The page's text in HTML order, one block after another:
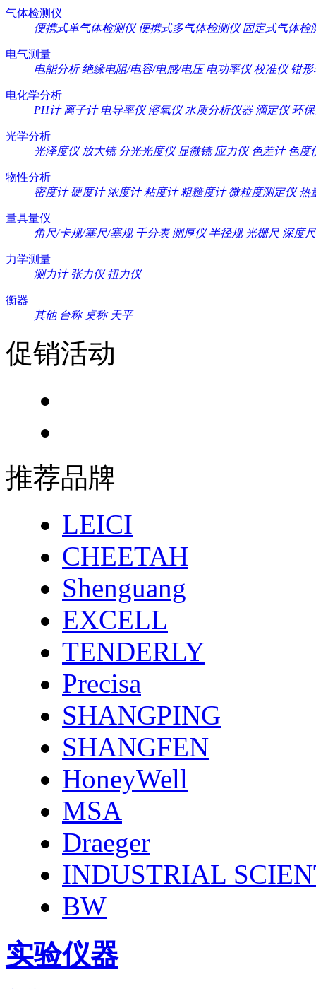
气体检测仪
便携式单气体检测仪 便携式多气体检测仪 固定式气体检
电气测量
电能分析 绝缘电阻/电容/电感/电压 电功率仪 校准仪 钳形
电化学分析
PH计 离子计 电导率仪 溶氧仪 水质分析仪器 滴定仪 环
光学分析
光泽度仪 放大镜 分光光度仪 显微镜 应力仪 色差计 色度
物性分析
密度计 硬度计 浓度计 粘度计 粗糙度计 微粒度测定仪 热
量具量仪
角尺/卡规/塞尺/塞规 千分表 测厚仪 半径规 光栅尺 深度尺
力学测量
测力计 张力仪 扭力仪
衡器
其他 台称 桌称 天平
促销活动
推荐品牌
LEICI
CHEETAH
Shenguang
EXCELL
TENDERLY
Precisa
SHANGPING
SHANGFEN
HoneyWell
MSA
Draeger
INDUSTRIAL
BW
实验仪器